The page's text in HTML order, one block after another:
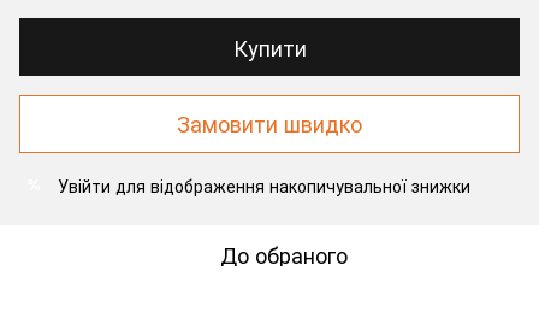
Купити
Замовити швидко
Увійти для відображення накопичувальної знижки
До обраного